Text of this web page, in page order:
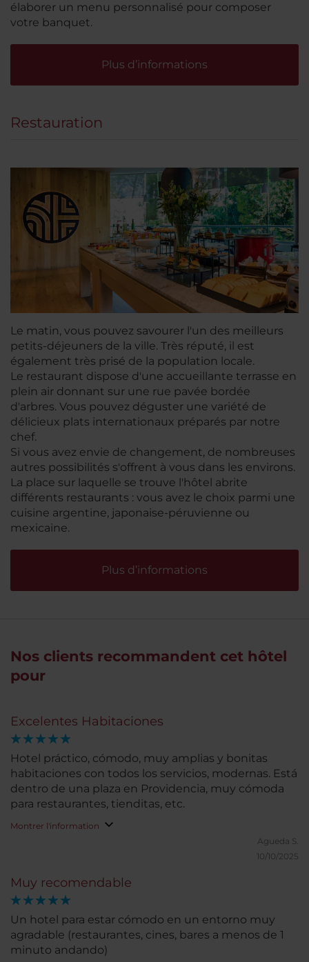
élaborer un menu personnalisé pour composer
votre banquet.
Plus d’informations
Restauration
Le matin, vous pouvez savourer l'un des meilleurs
petits-déjeuners de la ville. Très réputé, il est
également très prisé de la population locale.
Le restaurant dispose d'une accueillante terrasse en
plein air donnant sur une rue pavée bordée
d'arbres. Vous pouvez déguster une variété de
délicieux plats internationaux préparés par notre
chef.
Si vous avez envie de changement, de nombreuses
autres possibilités s'offrent à vous dans les environs.
La place sur laquelle se trouve l'hôtel abrite
différents restaurants : vous avez le choix parmi une
cuisine argentine, japonaise-péruvienne ou
mexicaine.
Plus d’informations
Nos clients recommandent cet hôtel
pour
Excelentes Habitaciones
Hotel práctico, cómodo, muy amplias y bonitas
habitaciones con todos los servicios, modernas. Está
dentro de una plaza en Providencia, muy cómoda
para restaurantes, tienditas, etc.
Montrer l'information
Agueda S.
10/10/2025
Muy recomendable
Un hotel para estar cómodo en un entorno muy
agradable (restaurantes, cines, bares a menos de 1
minuto andando)